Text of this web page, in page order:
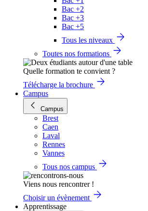
Bac +2
Bac +3
Bac +5
Tous les niveaux
Toutes nos formations
Quelle formation te convient ?
Télécharge la brochure
Campus
Campus
Brest
Caen
Laval
Rennes
Vannes
Tous nos campus
Viens nous rencontrer !
Choisir un évènement
Apprentissage